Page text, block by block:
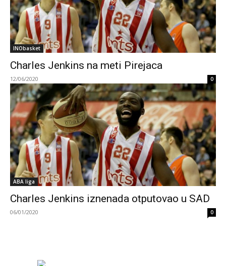
INObasket
Charles Jenkins na meti Pirejaca
12/06/2020 0
ABA liga
Charles Jenkins iznenada otputovao u SAD
06/01/2020 0